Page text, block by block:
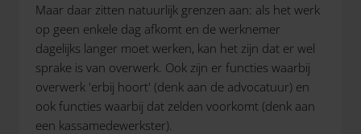
Maar daar zitten natuurlijk grenzen aan: als het werk
op geen enkele dag afkomt en de werknemer
dagelijks langer moet werken, kan het zijn dat er wel
sprake is van overwerk. Ook zijn er functies waarbij
overwerk 'erbij hoort' (denk aan de advocatuur) en
ook functies waarbij dat zelden voorkomt (denk aan
een kassamedewerkster).